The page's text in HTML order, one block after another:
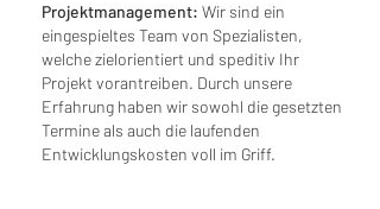
Projektmanagement: Wir sind ein
eingespieltes Team von Spezialisten,
welche zielorientiert und speditiv Ihr
Projekt vorantreiben. Durch unsere
Erfahrung haben wir sowohl die gesetzten
Termine als auch die laufenden
Entwicklungskosten voll im Griff.